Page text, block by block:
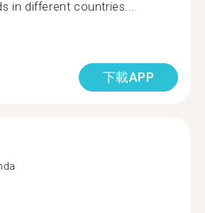
in different countries...
下載APP